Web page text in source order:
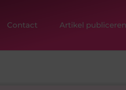
Contact Artikel publiceren